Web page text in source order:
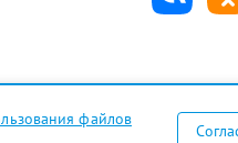
оказываются в неавторизованных
файлов